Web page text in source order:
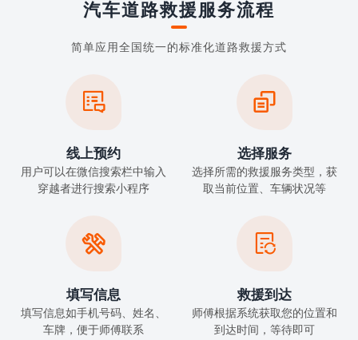
汽车道路救援服务流程
简单应用全国统一的标准化道路救援方式

线上预约
用户可以在微信搜索栏中输入
穿越者进行搜索小程序

选择服务
选择所需的救援服务类型，获
取当前位置、车辆状况等

填写信息
填写信息如手机号码、姓名、
车牌，便于师傅联系

救援到达
师傅根据系统获取您的位置和
到达时间，等待即可